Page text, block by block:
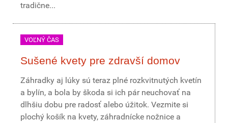
tradične...
VOĽNÝ ČAS
Sušené kvety pre zdravší domov
Záhradky aj lúky sú teraz plné rozkvitnutých kvetín
a bylín, a bola by škoda si ich pár neuchovať na
dlhšiu dobu pre radosť alebo úžitok. Vezmite si
plochý košík na kvety, záhradnícke nožnice a